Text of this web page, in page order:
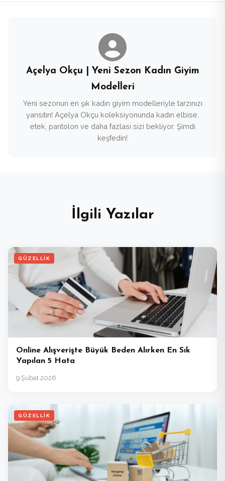
Açelya Okçu | Yeni Sezon Kadın Giyim
Modelleri
Yeni sezonun en şık kadın giyim modelleriyle tarzınızı
yansıtın! Açelya Okçu koleksiyonunda kadın elbise,
etek, pantolon ve daha fazlası sizi bekliyor. Şimdi
keşfedin!
İlgili Yazılar
GÜZELLIK
Online Alışverişte Büyük Beden Alırken En Sık
Yapılan 5 Hata
9 Şubat 2026
GÜZELLIK